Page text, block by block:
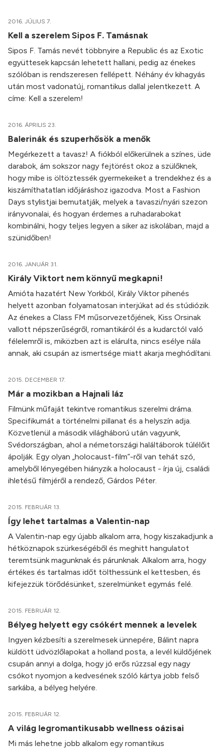
2016. JÚLIUS 7.
Kell a szerelem Sipos F. Tamásnak
Sipos F. Tamás nevét többnyire a Republic és az Exotic
együttesek kapcsán lehetett hallani, pedig az énekes
szólóban is rendszeresen fellépett. Néhány év kihagyás
után most vadonatúj, romantikus dallal jelentkezett. A
címe: Kell a szerelem!
2016. ÁPRILIS 23.
Balerinák és szuperhősök a menők
Megérkezett a tavasz! A fiókból előkerülnek a színes, üde
darabok, ám sokszor nagy fejtörést okoz a szülőknek,
hogy mibe is öltöztessék gyermekeiket a trendekhez és a
kiszámíthatatlan időjáráshoz igazodva. Most a Fashion
Days stylistjai bemutatják, melyek a tavaszi/nyári szezon
irányvonalai, és hogyan érdemes a ruhadarabokat
kombinálni, hogy teljes legyen a siker az iskolában, majd a
szünidőben!
2016. JANUÁR 31.
Király Viktort nem könnyű megkapni!
Amióta hazatért New Yorkból, Király Viktor pihenés
helyett azonban folyamatosan interjúkat ad és stúdiózik.
Az énekes a Class FM műsorvezetőjének, Kiss Orsinak
vallott népszerűségről, romantikáról és a kudarctól való
félelemről is, miközben azt is elárulta, nincs esélye nála
annak, aki csupán az ismertsége miatt akarja meghódítani.
2015. DECEMBER 17.
Már a mozikban a Hajnali láz
Filmünk műfaját tekintve romantikus szerelmi dráma.
Specifikumát a történelmi pillanat és a helyszín adja.
Közvetlenül a második világháború után vagyunk,
Svédországban, ahol a németországi haláltáborok túlélőit
ápolják. Egy olyan „holocaust-film”-ről van tehát szó,
amelyből lényegében hiányzik a holocaust - írja új, családi
ihletésű filmjéről a rendező, Gárdos Péter.
2015. FEBRUÁR 13.
Így lehet tartalmas a Valentin-nap
A Valentin-nap egy újabb alkalom arra, hogy kiszakadjunk a
hétköznapok szürkeségéből és meghitt hangulatot
teremtsünk magunknak és párunknak. Alkalom arra, hogy
értékes és tartalmas időt tölthessünk el kettesben, és
kifejezzük törődésünket, szerelmünket egymás felé.
2015. FEBRUÁR 12.
Bélyeg helyett egy csókért mennek a levelek
Ingyen kézbesíti a szerelmesek ünnepére, Bálint napra
küldött üdvözlőlapokat a holland posta, a levél küldőjének
csupán annyi a dolga, hogy jó erős rúzzsal egy nagy
csókot nyomjon a kedvesének szóló kártya jobb felső
sarkába, a bélyeg helyére.
2015. FEBRUÁR 12.
A világ legromantikusabb wellness oázisai
Mi más lehetne jobb alkalom egy romantikus